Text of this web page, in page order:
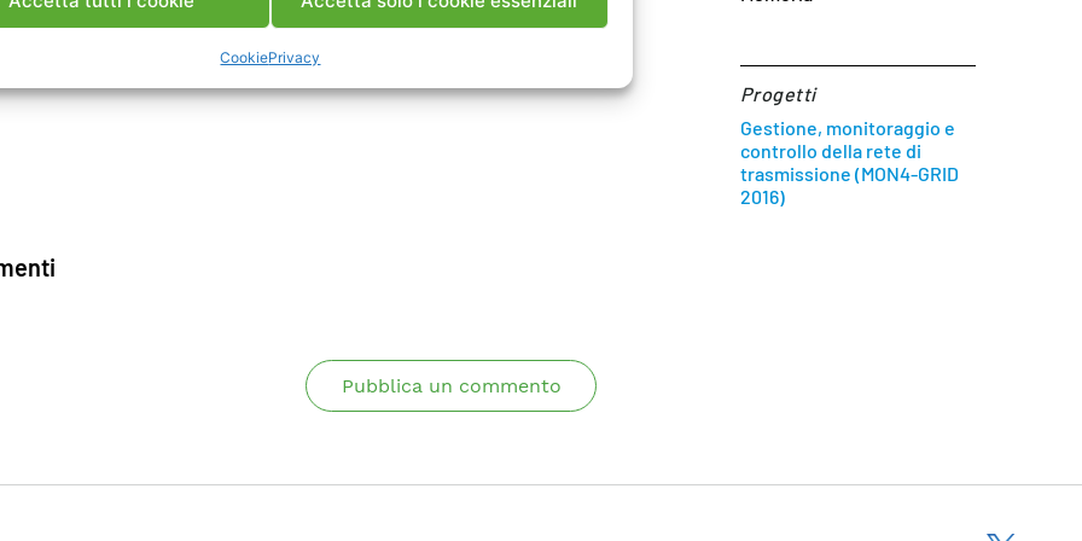
CookiePrivacy
Progetti
Gestione, monitoraggio e
controllo della rete di
trasmissione (MON4-GRID
2016)
Pubblica un commento